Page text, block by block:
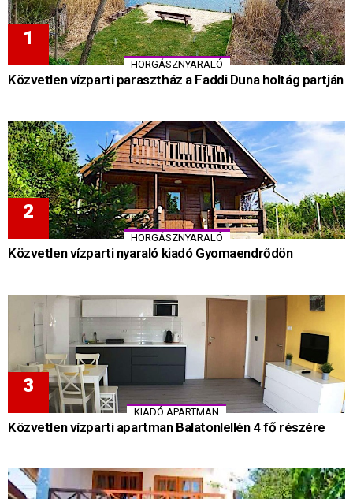
HORGÁSZNYARALÓ
Közvetlen vízparti parasztház a Faddi Duna holtág partján
HORGÁSZNYARALÓ
Közvetlen vízparti nyaraló kiadó Gyomaendrődön
KIADÓ APARTMAN
Közvetlen vízparti apartman Balatonlellén 4 fő részére